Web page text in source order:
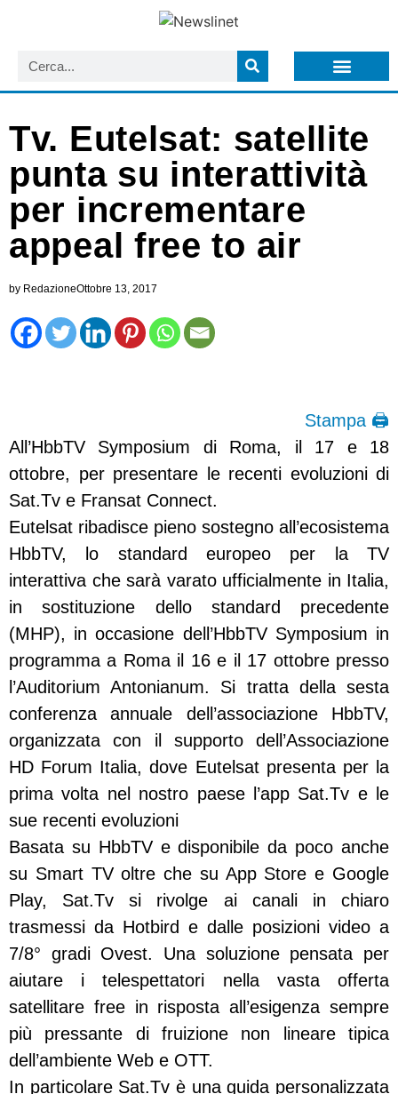
Tv. Eutelsat: satellite
punta su interattività
per incrementare
appeal free to air
by RedazioneOttobre 13, 2017
Stampa 🖨
All’HbbTV Symposium di Roma, il 17 e 18
ottobre, per presentare le recenti evoluzioni di
Sat.Tv e Fransat Connect.
Eutelsat ribadisce pieno sostegno all’ecosistema
HbbTV, lo standard europeo per la TV
interattiva che sarà varato ufficialmente in Italia,
in sostituzione dello standard precedente
(MHP), in occasione dell’HbbTV Symposium in
programma a Roma il 16 e il 17 ottobre presso
l’Auditorium Antonianum. Si tratta della sesta
conferenza annuale dell’associazione HbbTV,
organizzata con il supporto dell’Associazione
HD Forum Italia, dove Eutelsat presenta per la
prima volta nel nostro paese l’app Sat.Tv e le
sue recenti evoluzioni
Basata su HbbTV e disponibile da poco anche
su Smart TV oltre che su App Store e Google
Play, Sat.Tv si rivolge ai canali in chiaro
trasmessi da Hotbird e dalle posizioni video a
7/8° gradi Ovest. Una soluzione pensata per
aiutare i telespettatori nella vasta offerta
satellitare free in risposta all’esigenza sempre
più pressante di fruizione non lineare tipica
dell’ambiente Web e OTT.
In particolare Sat.Tv è una guida personalizzata